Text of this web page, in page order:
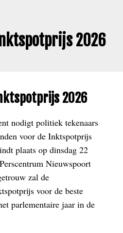
2026
2026
nodigt politiek tekenaars
voor de Inktspotprijs
plaats op dinsdag 22
Nieuwspoort
zal de
voor de beste
parlementaire jaar in de